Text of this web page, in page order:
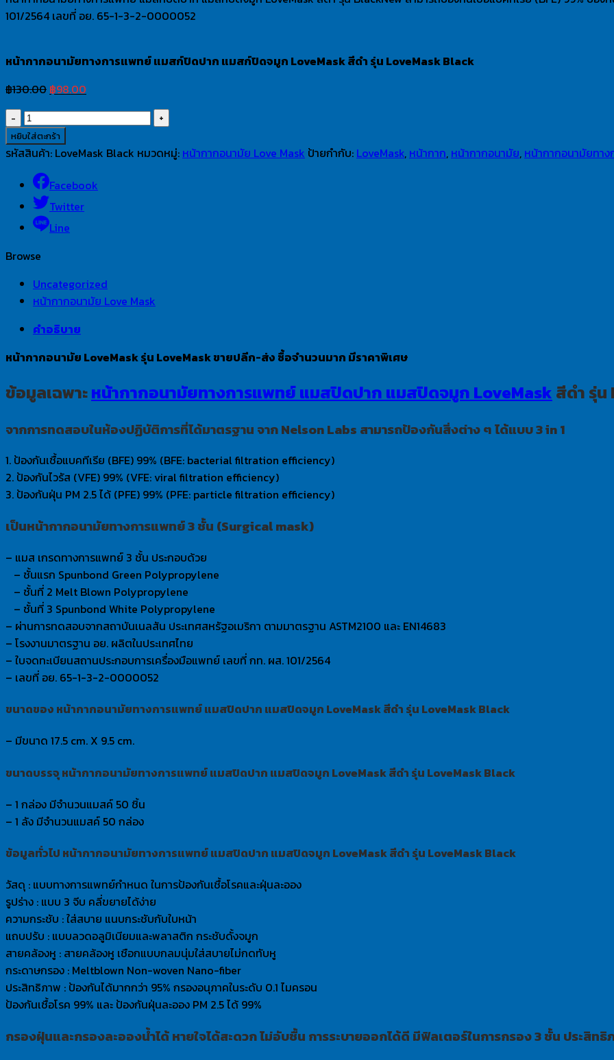
was:
฿130.00.
is:
฿98.00.
101/2564 เลขที่ อย. 65-1-3-2-0000052
หน้ากากอนามัยทางการแพทย์ แมสก์ปิดปาก แมสก์ปิดจมูก LoveMask สีดำ รุ่น LoveMask Black
฿130.00 Original
was:
฿130.00.
฿98.00
is:
จำนวน
หน้ากาก
อนามัย
แพทย์
แมส
ปิดปาก
แมส
ปิด
จมูก
LoveMask
สีดำ
รุ่น
Black
ชิ้น
หยิบใส่ตะกร้า
รหัสสินค้า: LoveMask Black หมวดหมู่: หน้ากากอนามัย Love Mask ป้ายกำกับ: LoveMask, หน้ากาก, หน้ากากอนามัย, หน้ากากอนามัยทา
Facebook
Twitter
Line
Browse
Uncategorized
หน้ากากอนามัย Love Mask
คำอธิบาย
หน้ากากอนามัย LoveMask รุ่น LoveMask ขายปลีก-ส่ง ซื้อจำนวนมาก มีราคาพิเศษ
ข้อมูลเฉพาะหน้ากากอนามัยทางการแพทย์ แมสปิดปาก แมสปิดจมูก LoveMask สีดำ รุ่น
จากการทดสอบในห้องปฏิบัติการที่ได้มาตรฐาน จาก Nelson Labs สามารถป้องกันสิ่งต่าง ๆ ได้แบบ 3 in 1
1. ป้องกันเชื้อแบคทีเรีย (BFE) 99% (BFE: bacterial filtration efficiency)
2. ป้องกันไวรัส (VFE) 99% (VFE: viral filtration efficiency)
3. ป้องกันฝุ่น PM 2.5 ได้ (PFE) 99% (PFE: particle filtration efficiency)
เป็นหน้ากากอนามัยทางการแพทย์ 3 ชั้น (Surgical mask)
– แมส เกรดทางการแพทย์ 3 ชั้น ประกอบด้วย
– ชั้นแรก Spunbond Green Polypropylene
– ชั้นที่ 2 Melt Blown Polypropylene
– ชั้นที่ 3 Spunbond White Polypropylene
– ผ่านการทดสอบจากสถาบันเนลสัน ประเทศสหรัฐอเมริกา ตามมาตรฐาน ASTM2100 และ EN14683
– โรงงานมาตรฐาน อย. ผลิตในประเทศไทย
– ใบจดทะเบียนสถานประกอบการเครื่องมือแพทย์ เลขที่ กท. ผส. 101/2564
– เลขที่ อย. 65-1-3-2-0000052
ขนาดของ หน้ากากอนามัยทางการแพทย์ แมสปิดปาก แมสปิดจมูก LoveMask สีดำ รุ่น LoveMask Black
– มีขนาด 17.5 cm. X 9.5 cm.
ขนาดบรรจุ หน้ากากอนามัยทางการแพทย์ แมสปิดปาก แมสปิดจมูก LoveMask สีดำ รุ่น LoveMask Black
– 1 กล่อง มีจำนวนแมสค์ 50 ชิ้น
– 1 ลัง มีจำนวนแมสค์ 50 กล่อง
ข้อมูลทั่วไป หน้ากากอนามัยทางการแพทย์ แมสปิดปาก แมสปิดจมูก LoveMask สีดำ รุ่น LoveMask Black
วัสดุ : แบบทางการแพทย์กำหนด ในการป้องกันเชื้อโรคและฝุ่นละออง
รูปร่าง : แบบ 3 จีบ คลี่ขยายได้ง่าย
ความกระชับ : ใส่สบาย แนบกระชับกับใบหน้า
แถบปรับ : แบบลวดอลูมิเนียมและพลาสติก กระชับดั้งจมูก
สายคล้องหู : สายคล้องหู เชือกแบบกลมนุ่มใส่สบายไม่กดทับหู
กระดาษกรอง : Meltblown Non-woven Nano-fiber
ประสิทธิภาพ : ป้องกันได้มากกว่า 95% กรองอนุภาคในระดับ 0.1 ไมครอน
ป้องกันเชื้อโรค 99% และ ป้องกันฝุ่นละออง PM 2.5 ได้ 99%
กรองฝุ่นและกรองละอองน้ำได้ หายใจได้สะดวก ไม่อับชื้น การระบายออกได้ดี มีฟิลเตอร์ในการกรอง 3 ชั้น ประสิ